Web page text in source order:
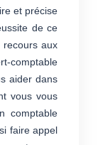
et précise
de ce
recours aux
comptable
aider dans
vous vous
comptable
faire appel